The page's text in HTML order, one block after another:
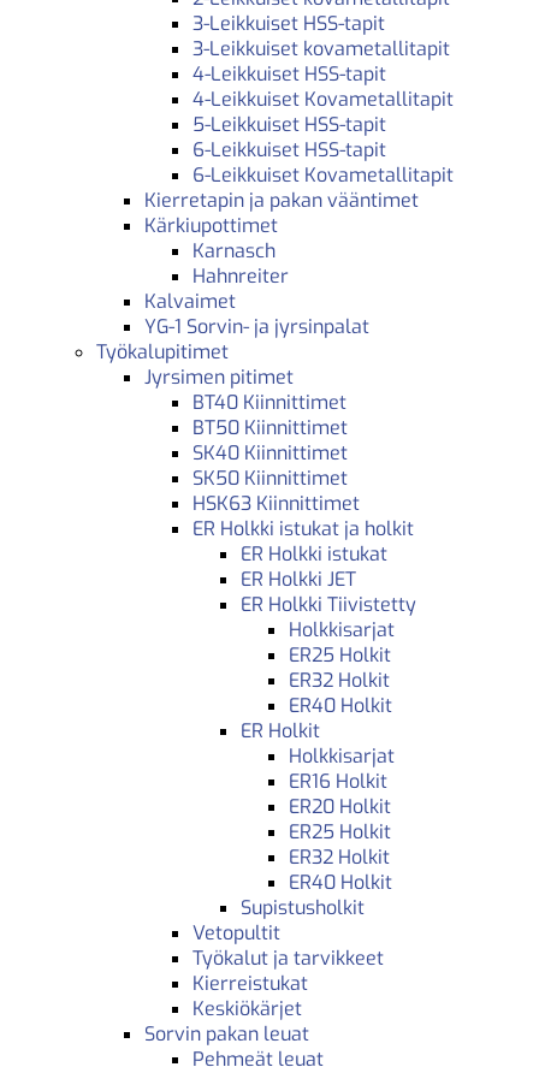
3-Leikkuiset HSS-tapit
3-Leikkuiset kovametallitapit
4-Leikkuiset HSS-tapit
4-Leikkuiset Kovametallitapit
5-Leikkuiset HSS-tapit
6-Leikkuiset HSS-tapit
6-Leikkuiset Kovametallitapit
Kierretapin ja pakan vääntimet
Kärkiupottimet
Karnasch
Hahnreiter
Kalvaimet
YG-1 Sorvin- ja jyrsinpalat
Työkalupitimet
Jyrsimen pitimet
BT40 Kiinnittimet
BT50 Kiinnittimet
SK40 Kiinnittimet
SK50 Kiinnittimet
HSK63 Kiinnittimet
ER Holkki istukat ja holkit
ER Holkki istukat
ER Holkki JET
ER Holkki Tiivistetty
Holkkisarjat
ER25 Holkit
ER32 Holkit
ER40 Holkit
ER Holkit
Holkkisarjat
ER16 Holkit
ER20 Holkit
ER25 Holkit
ER32 Holkit
ER40 Holkit
Supistusholkit
Vetopultit
Työkalut ja tarvikkeet
Kierreistukat
Keskiökärjet
Sorvin pakan leuat
Pehmeät leuat